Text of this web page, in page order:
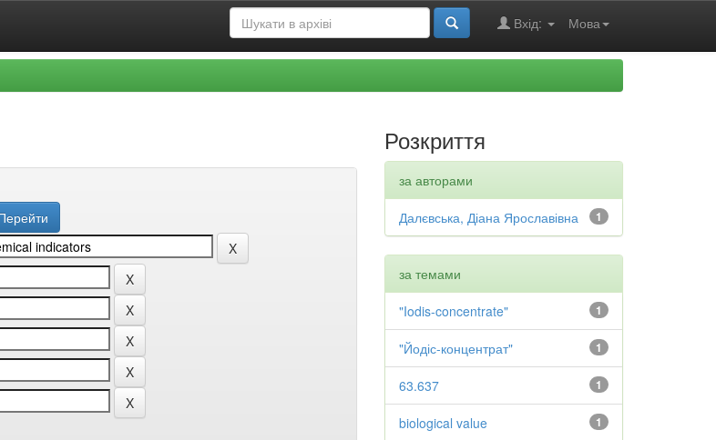
Мова
Вхід:
Розкриття
за авторами
1
Далєвська, Діана Ярославівна
за темами
1
"Iodis-concentrate"
1
"Йодіс-концентрат"
1
63.637
1
biological value